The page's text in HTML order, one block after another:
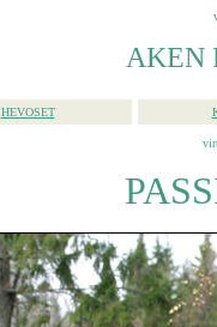
AKEN
HEVOSET